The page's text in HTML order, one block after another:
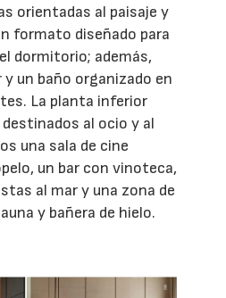
orientadas al paisaje y
formato diseñado para
dormitorio; además,
un baño organizado en
La planta inferior
al ocio y al
una sala de cine
un bar con vinoteca,
al mar y una zona de
y bañera de hielo.